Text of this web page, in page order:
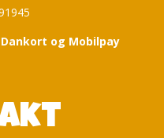
og Mobilpay